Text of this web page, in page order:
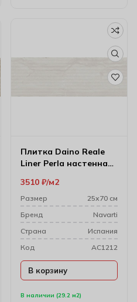
Плитка Daino Reale
Liner Perla настенная
В наличии (29.2 м2)
3510 ₽ м2
Размер
25х70 см
Бренд
Navarti
Cтрана
Испания
Код
AC1212
В корзину